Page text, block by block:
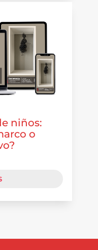
niños:
o